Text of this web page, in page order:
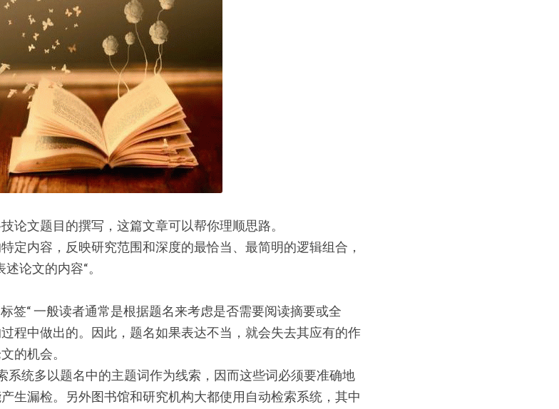
论文题目的撰写，这篇文章可以帮你理顺思路。
定内容，反映研究范围和深度的最恰当、最简明的逻辑组合，
论文的内容“。
签“ 一般读者通常是根据题名来考虑是否需要阅读摘要或全
程中做出的。因此，题名如果表达不当，就会失去其应有的作
的机会。
系统多以题名中的主题词作为线索，因而这些词必须要准确地
生漏检。另外图书馆和研究机构大都使用自动检索系统，其中